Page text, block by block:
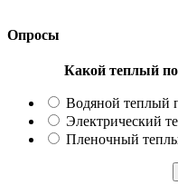
Опросы
Какой теплый
Водяной теплый
Электрический
Пленочный